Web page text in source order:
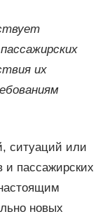
их
ситуаций или
и пассажирских
новых